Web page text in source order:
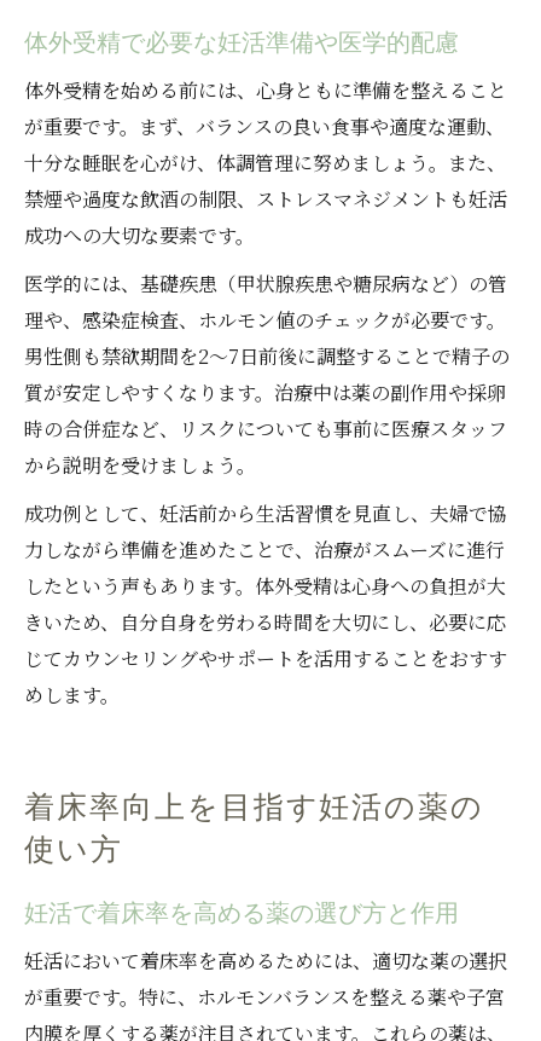
体外受精で必要な妊活準備や医学的配慮
体外受精を始める前には、心身ともに準備を整えること
が重要です。まず、バランスの良い食事や適度な運動、
十分な睡眠を心がけ、体調管理に努めましょう。また、
禁煙や過度な飲酒の制限、ストレスマネジメントも妊活
成功への大切な要素です。
医学的には、基礎疾患（甲状腺疾患や糖尿病など）の管
理や、感染症検査、ホルモン値のチェックが必要です。
男性側も禁欲期間を2〜7日前後に調整することで精子の
質が安定しやすくなります。治療中は薬の副作用や採卵
時の合併症など、リスクについても事前に医療スタッフ
から説明を受けましょう。
成功例として、妊活前から生活習慣を見直し、夫婦で協
力しながら準備を進めたことで、治療がスムーズに進行
したという声もあります。体外受精は心身への負担が大
きいため、自分自身を労わる時間を大切にし、必要に応
じてカウンセリングやサポートを活用することをおすす
めします。
着床率向上を目指す妊活の薬の
使い方
妊活で着床率を高める薬の選び方と作用
妊活において着床率を高めるためには、適切な薬の選択
が重要です。特に、ホルモンバランスを整える薬や子宮
内膜を厚くする薬が注目されています。これらの薬は、